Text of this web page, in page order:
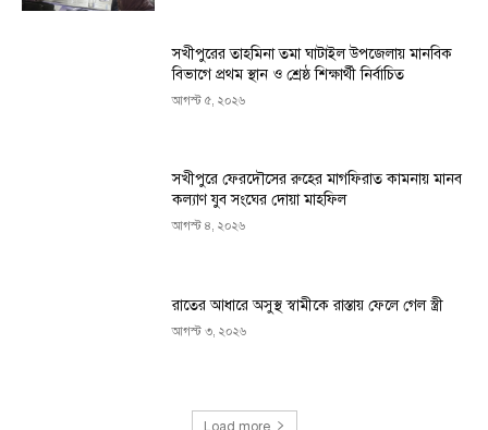
সখীপুরের তাহমিনা তমা ঘাটাইল উপজেলায় মানবিক
বিভাগে প্রথম স্থান ও শ্রেষ্ঠ শিক্ষার্থী নির্বাচিত
আগস্ট ৫, ২০২৬
সখীপুরে ফেরদৌসের রুহের মাগফিরাত কামনায় মানব
কল্যাণ যুব সংঘের দোয়া মাহফিল
আগস্ট ৪, ২০২৬
রাতের আধারে অসুস্থ স্বামীকে রাস্তায় ফেলে গেল স্ত্রী
আগস্ট ৩, ২০২৬
Load more